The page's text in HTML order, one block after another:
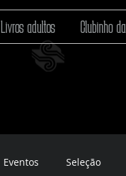
Livros adultos Clubinho
Eventos Seleção